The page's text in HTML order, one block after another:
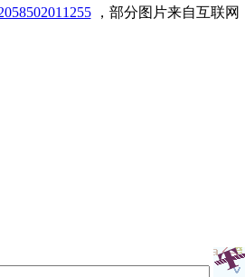
，部分图片来自互联网